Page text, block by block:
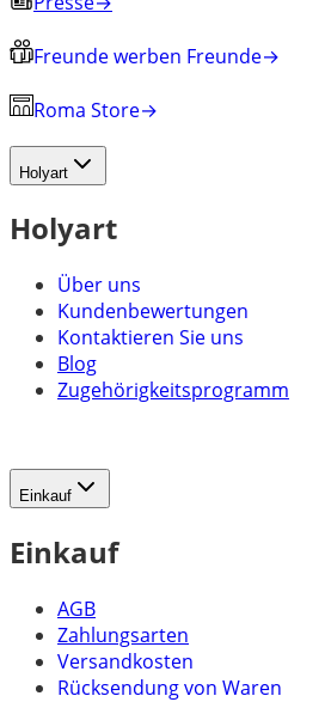
Freunde werben Freunde→
Roma Store→
Holyart
Holyart
Über uns
Kundenbewertungen
Kontaktieren Sie uns
Blog
Zugehörigkeitsprogramm
Einkauf
Einkauf
AGB
Zahlungsarten
Versandkosten
Rücksendung von Waren